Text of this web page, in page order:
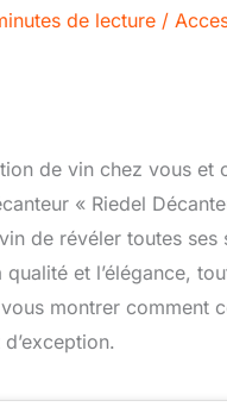
de lecture /
de vin chez vous
« Riedel
de révéler toutes
et l’élégance,
montrer comment